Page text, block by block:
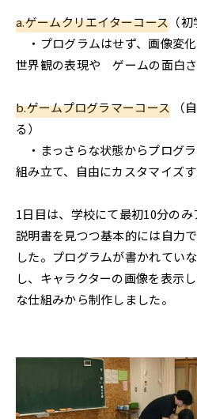
a.ゲームクリエイターコース （
・プログラムはせず、画像変
世界観の表現や ゲームの面白
b.ゲームプログラマーコース （
る）
・まっさらな状態からプログ
組み立て、自由にカスタマイズ
1日目は、学校にて最初10分のみ
説明書を見つつ基本的には自力
した。プログラムが書かれてい
し、キャラクターの画像を表示
な仕組みから制作しました。